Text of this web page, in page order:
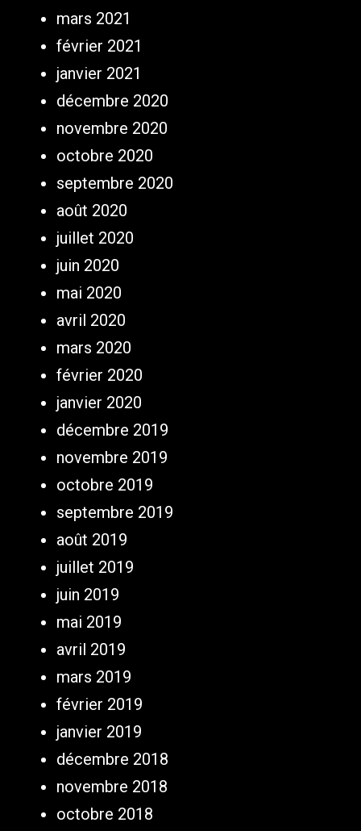
mars 2021
février 2021
janvier 2021
décembre 2020
novembre 2020
octobre 2020
septembre 2020
août 2020
juillet 2020
juin 2020
mai 2020
avril 2020
mars 2020
février 2020
janvier 2020
décembre 2019
novembre 2019
octobre 2019
septembre 2019
août 2019
juillet 2019
juin 2019
mai 2019
avril 2019
mars 2019
février 2019
janvier 2019
décembre 2018
novembre 2018
octobre 2018